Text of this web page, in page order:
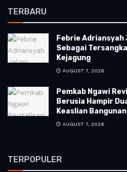
TERBARU
Febrie
Sebagai
Kejagung
AUGUST 7, 2026
Pemkab Ngawi
Berusia Hampir
Keaslian
AUGUST 7, 2026
TERPOPULER